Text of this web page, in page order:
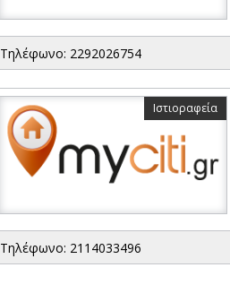
Τηλέφωνο: 2292026754
Ιστιοραφεία
Τηλέφωνο: 2114033496